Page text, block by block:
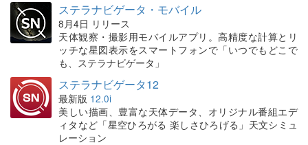
ステラナビゲータ・モバイル
8月4日 リリース
天体観察・撮影用モバイルアプリ。高精度な計算とリ
ッチな星図表示をスマートフォンで「いつでもどこで
も、ステラナビゲータ」
ステラナビゲータ12
最新版 12.0i
美しい描画、豊富な天体データ、オリジナル番組エデ
ィタなど「星空ひろがる 楽しさひろげる」天文シミュ
レーション